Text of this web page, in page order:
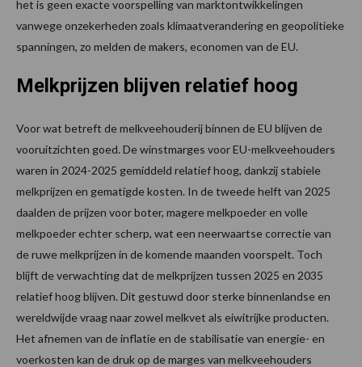
het is geen exacte voorspelling van marktontwikkelingen
vanwege onzekerheden zoals klimaatverandering en geopolitieke
spanningen, zo melden de makers, economen van de EU.
Melkprijzen blijven relatief hoog
Voor wat betreft de melkveehouderij binnen de EU blijven de
vooruitzichten goed. De winstmarges voor EU-melkveehouders
waren in 2024-2025 gemiddeld relatief hoog, dankzij stabiele
melkprijzen en gematigde kosten. In de tweede helft van 2025
daalden de prijzen voor boter, magere melkpoeder en volle
melkpoeder echter scherp, wat een neerwaartse correctie van
de ruwe melkprijzen in de komende maanden voorspelt. Toch
blijft de verwachting dat de melkprijzen tussen 2025 en 2035
relatief hoog blijven. Dit gestuwd door sterke binnenlandse en
wereldwijde vraag naar zowel melkvet als eiwitrijke producten.
Het afnemen van de inflatie en de stabilisatie van energie- en
voerkosten kan de druk op de marges van melkveehouders